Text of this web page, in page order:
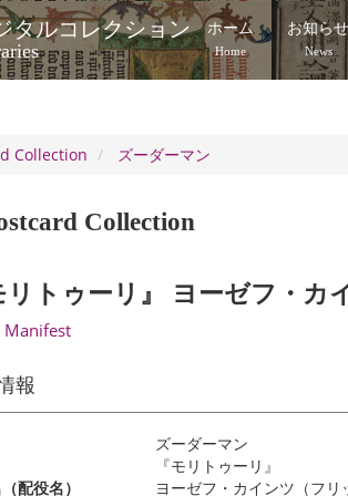
タルコレクション ホーム
Home
お知ら
News
Collection ズーダーマン
Collection
リトゥーリ』 ヨーゼフ・カ
Manifest
報
ズーダーマン
『モリトゥーリ』
配役名）
ヨーゼフ・カインツ（フリ